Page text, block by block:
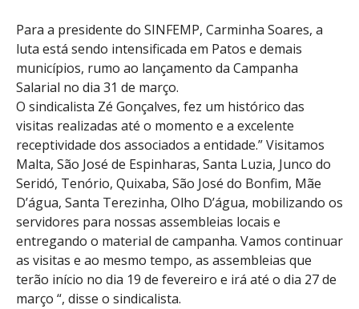
Para a presidente do SINFEMP, Carminha Soares, a
luta está sendo intensificada em Patos e demais
municípios, rumo ao lançamento da Campanha
Salarial no dia 31 de março.
O sindicalista Zé Gonçalves, fez um histórico das
visitas realizadas até o momento e a excelente
receptividade dos associados a entidade.” Visitamos
Malta, São José de Espinharas, Santa Luzia, Junco do
Seridó, Tenório, Quixaba, São José do Bonfim, Mãe
D’água, Santa Terezinha, Olho D’água, mobilizando os
servidores para nossas assembleias locais e
entregando o material de campanha. Vamos continuar
as visitas e ao mesmo tempo, as assembleias que
terão início no dia 19 de fevereiro e irá até o dia 27 de
março “, disse o sindicalista.